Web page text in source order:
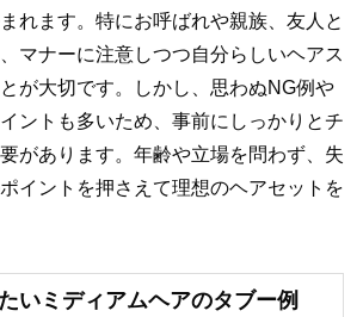
れます。特にお呼ばれや親族、友人と
マナーに注意しつつ自分らしいヘアス
が大切です。しかし、思わぬNG例や
ントも多いため、事前にしっかりとチ
があります。年齢や立場を問わず、失
イントを押さえて理想のヘアセットを
いミディアムヘアのタブー例